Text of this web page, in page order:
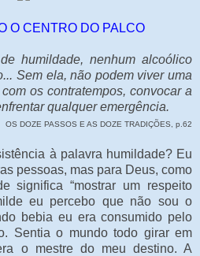
O CENTRO DO PALCO
humildade, nenhum alcoólico
Sem ela, não podem viver uma
os contratempos, convocar a
qualquer emergência.
OS DOZE PASSOS E AS DOZE TRADIÇÕES, p.62
à palavra humildade? Eu
pessoas, mas para Deus, como
significa “mostrar um respeito
eu percebo que não sou o
bebia eu era consumido pelo
Sentia o mundo todo girar em
o mestre do meu destino. A